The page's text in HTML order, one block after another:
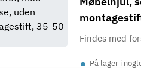
Findes med
• På lager i